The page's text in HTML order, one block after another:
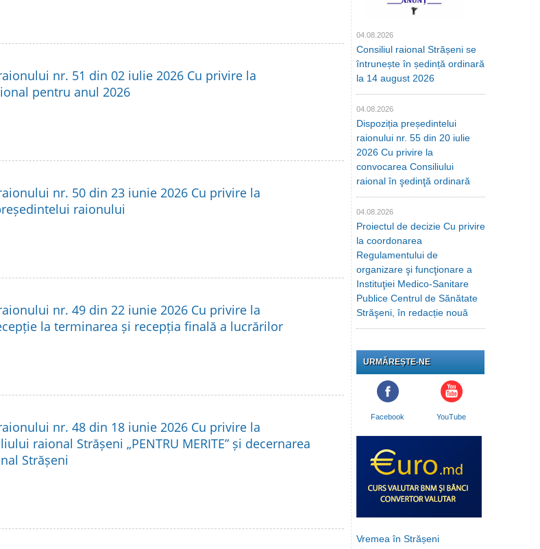
nr. 51 din 02 iulie 2026 Cu privire la
pentru anul 2026
nr. 50 din 23 iunie 2026 Cu privire la
raionului
nr. 49 din 22 iunie 2026 Cu privire la
la terminarea și recepția finală a lucrărilor
nr. 48 din 18 iunie 2026 Cu privire la
raional Strășeni „PENTRU MERITE” și decernarea
Strășeni
04.08.2026
Consiliul raional Strășeni se
întrunește în ședință ordinară
la 14 august 2026
04.08.2026
Dispoziția președintelui
raionului nr. 55 din 20 iulie
2026 Cu privire la
convocarea Consiliului
raional în şedinţă ordinară
04.08.2026
Proiectul de decizie Cu privire
la coordonarea
Regulamentului de
organizare şi funcţionare a
Instituţiei Medico-Sanitare
Publice Centrul de Sănătate
Străşeni, în redacție nouă
URMĂREȘTE-NE
Facebook YouTube
Vremea în Strășeni